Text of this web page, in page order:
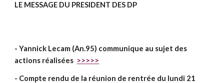
LE MESSAGE DU PRESIDENT DES DP
- Yannick Lecam (An.95) communique au sujet des
actions réalisées >>>>>
- Compte rendu de la réunion de rentrée du lundi 21